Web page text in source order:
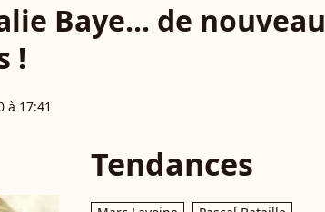
Baye... de nouveau
!
à 17:41
Tendances